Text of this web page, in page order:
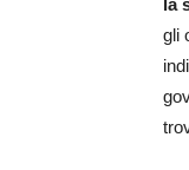
gli